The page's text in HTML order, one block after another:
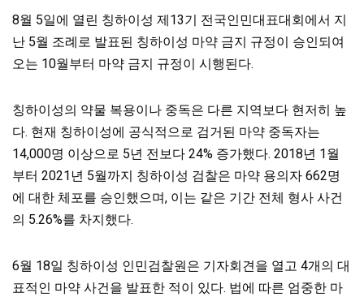
8월 5일에 열린 칭하이성 제13기 전국인민대표대회에서 지
난 5월 조례로 발표된 칭하이성 마약 금지 규정이 승인되여
오는 10월부터 마약 금지 규정이 시행된다.
칭하이성의 약물 복용이나 중독은 다른 지역보다 현저히 높
다. 현재 칭하이성에 공식적으로 검거된 마약 중독자는
14,000명 이상으로 5년 전보다 24% 증가했다. 2018년 1월
부터 2021년 5월까지 칭하이성 검찰은 마약 용의자 662명
에 대한 체포를 승인했으며, 이는 같은 기간 전체 형사 사건
의 5.26%를 차지했다.
6월 18일 칭하이성 인민검찰원은 기자회견을 열고 4개의 대
표적인 마약 사건을 발표한 적이 있다. 법에 따른 엄중한 마